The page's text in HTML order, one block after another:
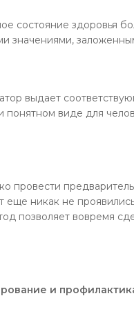
состояние здоровья
значениями,
выдает
понятном виде для
провести
никак не
позволяет вовремя
и